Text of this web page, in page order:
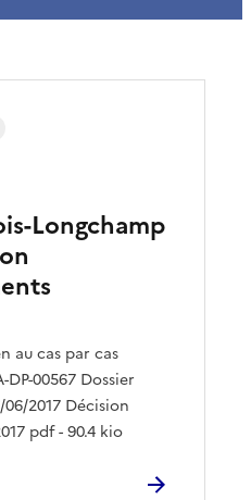
Longchamp
au cas par cas
DP-00567 Dossier
2017 Décision
pdf - 90.4 kio